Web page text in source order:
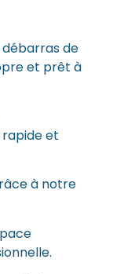
de
et prêt à
et
à notre